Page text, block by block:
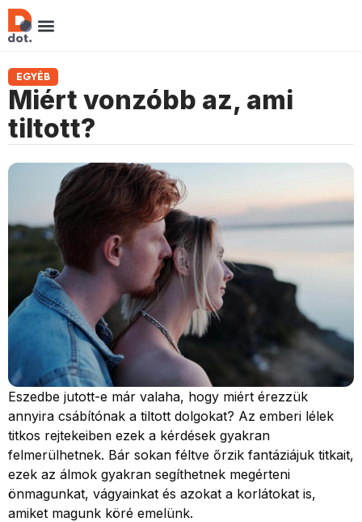
EGYÉB
Miért vonzóbb az, ami
tiltott?
Eszedbe jutott-e már valaha, hogy miért érezzük
annyira csábítónak a tiltott dolgokat? Az emberi lélek
titkos rejtekeiben ezek a kérdések gyakran
felmerülhetnek. Bár sokan féltve őrzik fantáziájuk titkait,
ezek az álmok gyakran segíthetnek megérteni
önmagunkat, vágyainkat és azokat a korlátokat is,
amiket magunk köré emelünk.